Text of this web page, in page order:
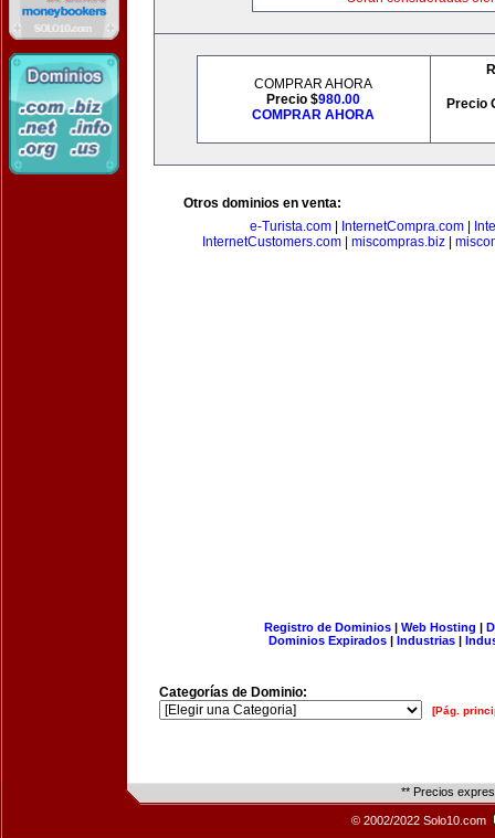
COMPRAR AHORA
Precio $980.00
COMPRAR AHORA
Precio
Otros dominios en venta:
e-Turista.com
InternetCompra.com
InternetCustomers.com| miscompras.biz|
Registro de Dominios| Web Hosting |
Dominios Expirados | Industrias |
Categorías de Dominio:
[Pág.
** Precios
© 2002/2022 Solo10.com